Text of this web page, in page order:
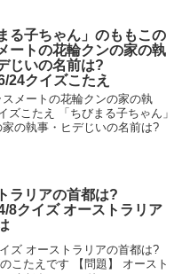
る子ちゃん」のももこの
ートの花輪クンの家の執
じいの名前は?
24クイズこたえ
メートの花輪クンの家の執
ズこたえ 「ちびまる子ちゃん」
の執事・ヒデじいの名前は?
ラリアの首都は?
8クイズ オーストラリア
ズ オーストラリアの首都は?
こたえです 【問題】 オースト